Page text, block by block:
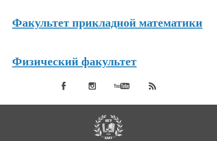
Факультет прикладной математики
Физический факультет